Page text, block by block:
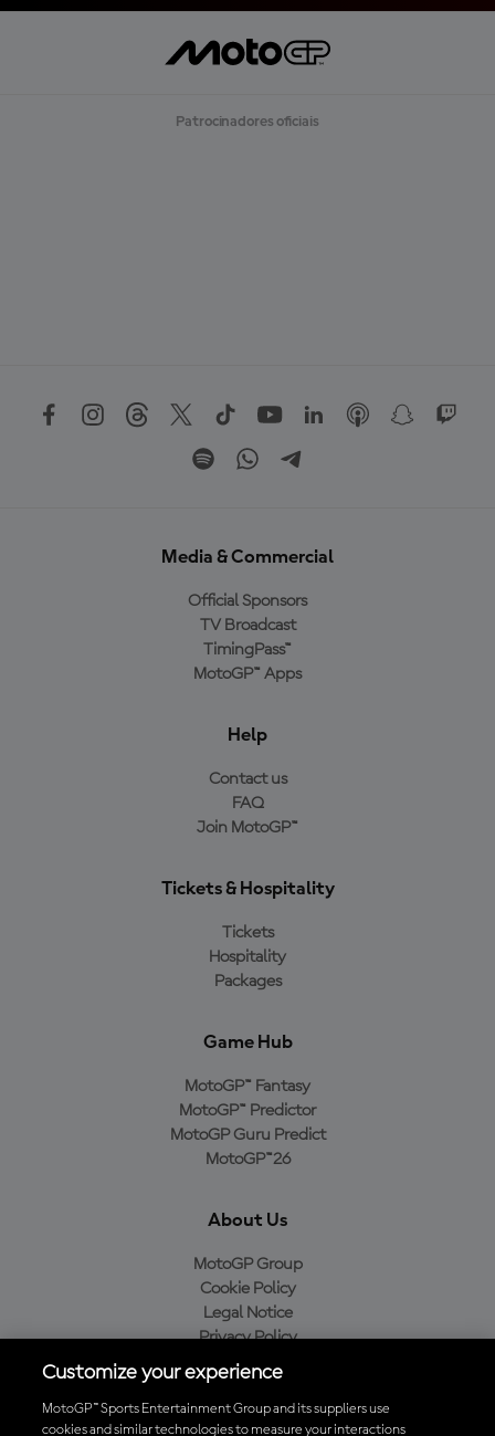
Patrocinadores oficiais
Media & Commercial
Official Sponsors
TV Broadcast
TimingPass™
MotoGP™ Apps
Help
Contact us
FAQ
Join MotoGP™
Tickets & Hospitality
Tickets
Hospitality
Packages
Game Hub
MotoGP™ Fantasy
MotoGP™ Predictor
MotoGP Guru Predict
MotoGP™26
About Us
MotoGP Group
Cookie Policy
Legal Notice
Privacy Policy
Purchase Policy
Customize your experience
MotoGP™ Sports Entertainment Group and its suppliers use
cookies and similar technologies to measure your interactions